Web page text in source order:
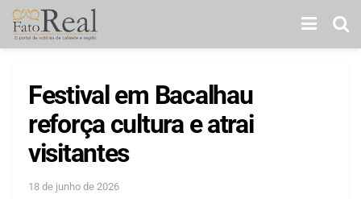
Festival em Bacalhau
reforça cultura e atrai
visitantes
18 de junho de 2026